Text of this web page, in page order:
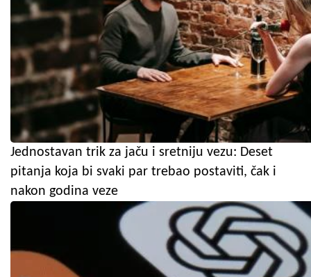
Jednostavan trik za jaču i sretniju vezu: Deset
pitanja koja bi svaki par trebao postaviti, čak i
nakon godina veze